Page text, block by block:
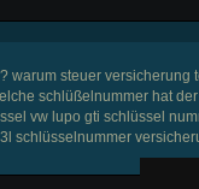
steuer versicherung
schlüßelnummer hat
vw lupo gti schlüssel
schlüsselnummer